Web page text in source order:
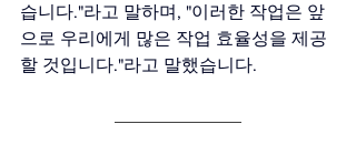
습니다."라고 말하며, "이러한 작업은 앞
으로 우리에게 많은 작업 효율성을 제공
할 것입니다."라고 말했습니다.